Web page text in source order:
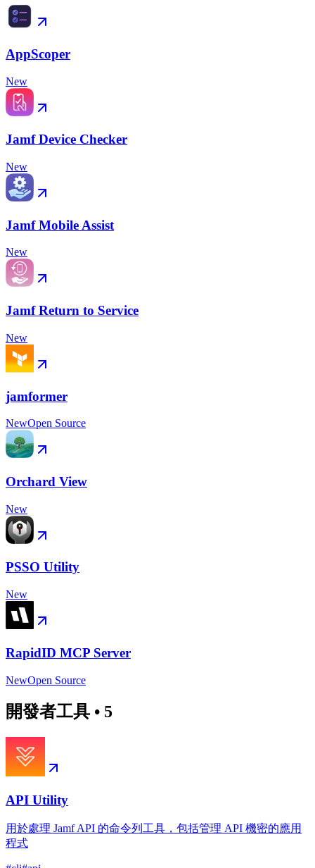
AppScoper
New
Jamf Device Checker
New
Jamf Mobile Assist
New
Jamf Return to Service
New
jamformer
NewOpen Source
Orchard View
New
PSSO Utility
New
RapidID MCP Server
NewOpen Source
開發者工具 • 5
API Utility
用於處理 Jamf API 的命令列工具，包括管理 API 機密的應用
程式